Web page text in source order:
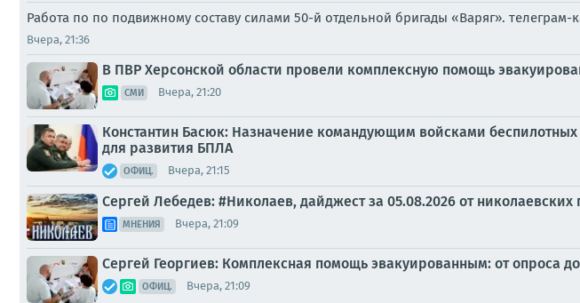
Работа по по подвижному составу силами 50-й отдельной бригады «Варяг». телеграм-
Вчера, 21:36
В ПВР Херсонской области провели комплексную помощь
СМИ Вчера, 21:20
Константин Басюк: Назначение командующим войсками
для развития БПЛА
ОФИЦ. Вчера, 21:15
Сергей Лебедев: #Николаев, дайджест за 05.08.2026 от николаевских
МНЕНИЯ Вчера, 21:09
Сергей Георгиев: Комплексная помощь эвакуированным: от опроса до
ОФИЦ. Вчера, 21:09